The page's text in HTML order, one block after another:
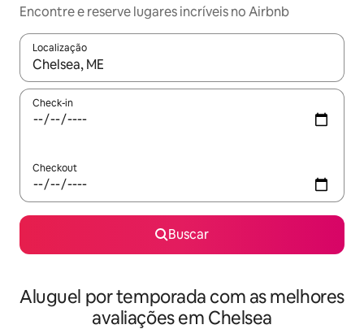
Encontre e reserve lugares incríveis no Airbnb
Localização
Quando os resultados estiverem disponíveis, explore-os
Check-in
Checkout
Buscar
Aluguel por temporada com as melhores
avaliações em Chelsea